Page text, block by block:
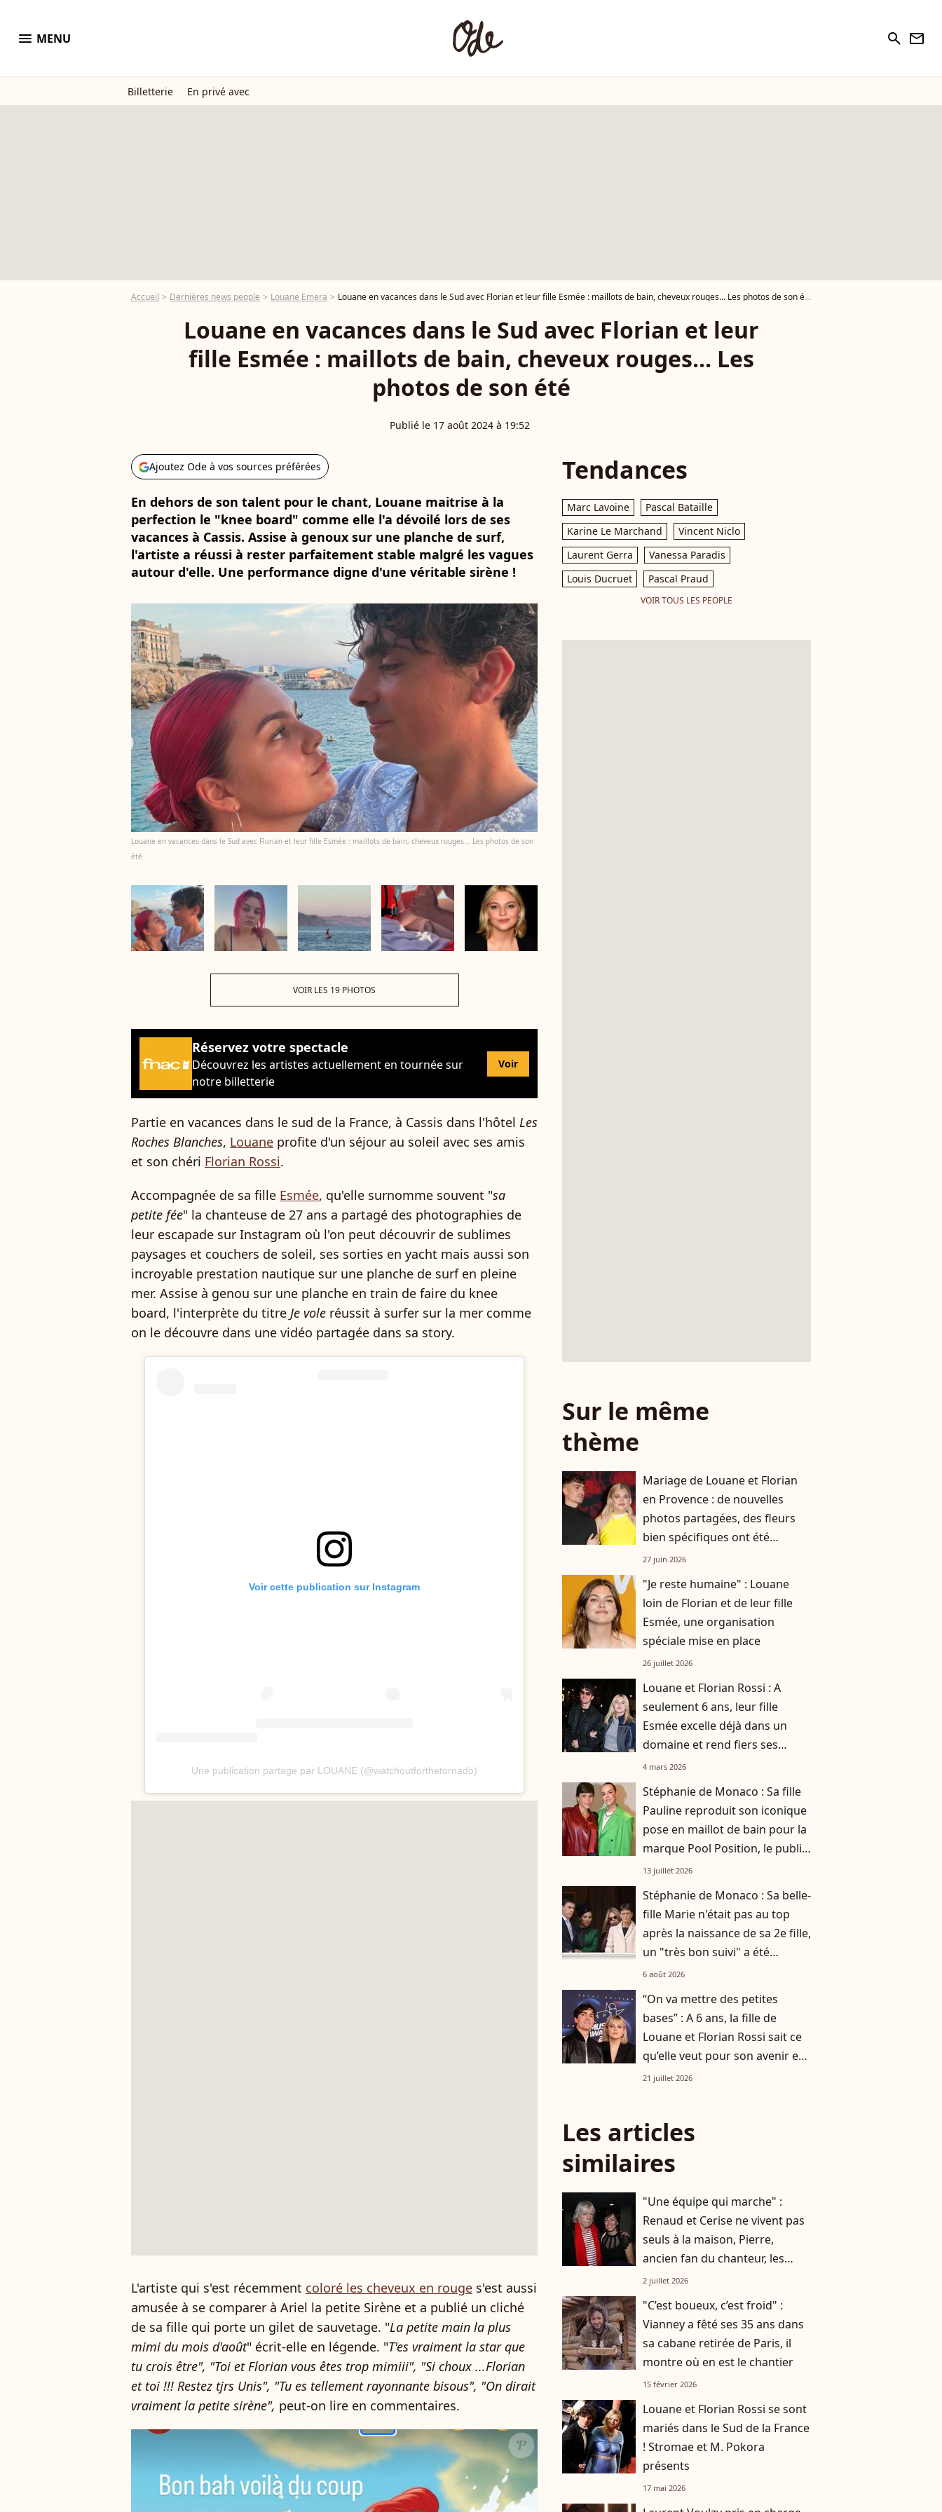
menu MENU search newsletter
Billetterie En privé avec
Accueil Dernières news people Louane Emera Louane en vacances dans le Sud avec Florian et leur fille Esmée : maillots de bain, cheveux rouges... Les photos de son été
Louane en vacances dans le Sud avec Florian et leur
fille Esmée : maillots de bain, cheveux rouges... Les
photos de son été
Publié le 17 août 2024 à 19:52
Ajoutez Ode à vos sources préférées
En dehors de son talent pour le chant, Louane maitrise à la
perfection le "knee board" comme elle l'a dévoilé lors de ses
vacances à Cassis. Assise à genoux sur une planche de surf,
l'artiste a réussi à rester parfaitement stable malgré les vagues
autour d'elle. Une performance digne d'une véritable sirène !
Louane en vacances dans le Sud avec Florian et leur fille Esmée : maillots de bain, cheveux rouges... Les photos de son
été
VOIR LES 19 PHOTOS
Réservez votre spectacle
Découvrez les artistes actuellement en tournée sur
notre billetterie
Voir
Partie en vacances dans le sud de la France, à Cassis dans l'hôtel Les
Roches Blanches, Louane profite d'un séjour au soleil avec ses amis
et son chéri Florian Rossi.
Accompagnée de sa fille Esmée, qu'elle surnomme souvent "sa
petite fée" la chanteuse de 27 ans a partagé des photographies de
leur escapade sur Instagram où l'on peut découvrir de sublimes
paysages et couchers de soleil, ses sorties en yacht mais aussi son
incroyable prestation nautique sur une planche de surf en pleine
mer. Assise à genou sur une planche en train de faire du knee
board, l'interprète du titre Je vole réussit à surfer sur la mer comme
on le découvre dans une vidéo partagée dans sa story.
Voir cette publication sur Instagram
Une publication partage par LOUANE (@watchoutforthetornado)
L'artiste qui s'est récemment coloré les cheveux en rouge s'est aussi
amusée à se comparer à Ariel la petite Sirène et a publié un cliché
de sa fille qui porte un gilet de sauvetage. "La petite main la plus
mimi du mois d'août" écrit-elle en légende. "T'es vraiment la star que
tu crois être", "Toi et Florian vous êtes trop mimiii", "Si choux ...Florian
et toi !!! Restez tjrs Unis", "Tu es tellement rayonnante bisous", "On dirait
vraiment la petite sirène", peut-on lire en commentaires.
Tendances
Marc Lavoine
Pascal Bataille
Karine Le Marchand
Vincent Niclo
Laurent Gerra
Vanessa Paradis
Louis Ducruet
Pascal Praud
VOIR TOUS LES PEOPLE
Sur le même
thème
Mariage de Louane et Florian
en Provence : de nouvelles
photos partagées, des fleurs
bien spécifiques ont été
choisies par la chanteuse
27 juin 2026
"Je reste humaine" : Louane
loin de Florian et de leur fille
Esmée, une organisation
spéciale mise en place
26 juillet 2026
Louane et Florian Rossi : A
seulement 6 ans, leur fille
Esmée excelle déjà dans un
domaine et rend fiers ses
parents
4 mars 2026
Stéphanie de Monaco : Sa fille
Pauline reproduit son iconique
pose en maillot de bain pour la
marque Pool Position, le public
conquis
13 juillet 2026
Stéphanie de Monaco : Sa belle-
fille Marie n'était pas au top
après la naissance de sa 2e fille,
un "très bon suivi" a été
nécessaire
6 août 2026
“On va mettre des petites
bases” : A 6 ans, la fille de
Louane et Florian Rossi sait ce
qu’elle veut pour son avenir et
ça ne ravit pas ses parents
21 juillet 2026
Les articles
similaires
"Une équipe qui marche" :
Renaud et Cerise ne vivent pas
seuls à la maison, Pierre,
ancien fan du chanteur, les
accompagne au quotidien
2 juillet 2026
"C’est boueux, c’est froid" :
Vianney a fêté ses 35 ans dans
sa cabane retirée de Paris, il
montre où en est le chantier
15 février 2026
Louane et Florian Rossi se sont
mariés dans le Sud de la France
! Stromae et M. Pokora
présents
17 mai 2026